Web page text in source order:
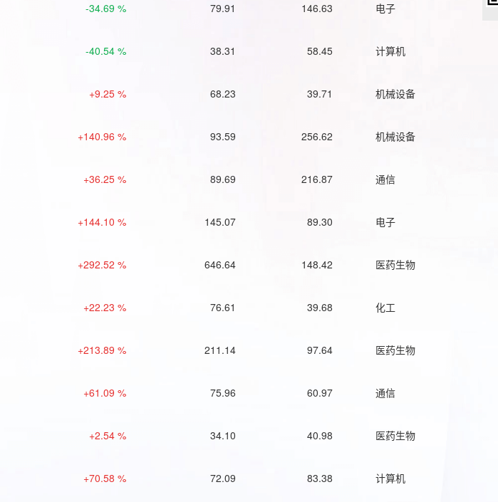
-34.69 % 79.91 146.63 电子
-40.54 % 38.31 58.45 计算机
+9.25 % 68.23 39.71 机械设备
+140.96 % 93.59 256.62 机械设备
+36.25 % 89.69 216.87 通信
+144.10 % 145.07 89.30 电子
+292.52 % 646.64 148.42 医药生物
+22.23 % 76.61 39.68 化工
+213.89 % 211.14 97.64 医药生物
+61.09 % 75.96 60.97 通信
+2.54 % 34.10 40.98 医药生物
+70.58 % 72.09 83.38 计算机